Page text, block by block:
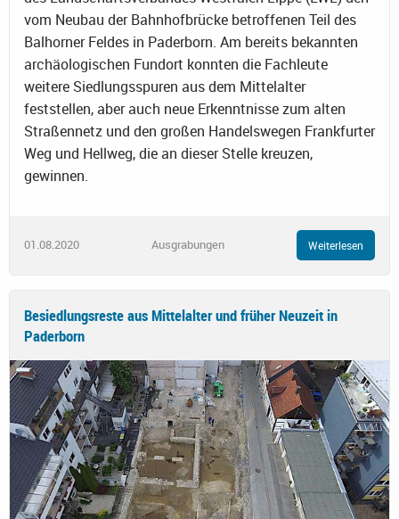
vom Neubau der Bahnhofbrücke betroffenen Teil des
Balhorner Feldes in Paderborn. Am bereits bekannten
archäologischen Fundort konnten die Fachleute
weitere Siedlungsspuren aus dem Mittelalter
feststellen, aber auch neue Erkenntnisse zum alten
Straßennetz und den großen Handelswegen Frankfurter
Weg und Hellweg, die an dieser Stelle kreuzen,
gewinnen.
01.08.2020 Ausgrabungen Weiterlesen
Besiedlungsreste aus Mittelalter und früher Neuzeit in
Paderborn